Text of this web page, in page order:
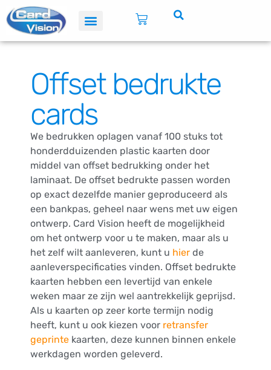
Offset bedrukte
cards
We bedrukken oplagen vanaf 100 stuks tot
honderdduizenden plastic kaarten door
middel van offset bedrukking onder het
laminaat. De offset bedrukte passen worden
op exact dezelfde manier geproduceerd als
een bankpas, geheel naar wens met uw eigen
ontwerp. Card Vision heeft de mogelijkheid
om het ontwerp voor u te maken, maar als u
het zelf wilt aanleveren, kunt u hier de
aanleverspecificaties vinden. Offset bedrukte
kaarten hebben een levertijd van enkele
weken maar ze zijn wel aantrekkelijk geprijsd.
Als u kaarten op zeer korte termijn nodig
heeft, kunt u ook kiezen voor retransfer
geprinte kaarten, deze kunnen binnen enkele
werkdagen worden geleverd.